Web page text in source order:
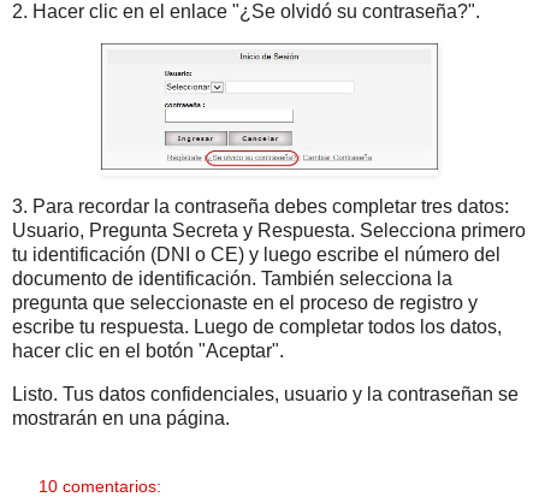
2. Hacer clic en el enlace "¿Se olvidó su contraseña?".
3. Para recordar la contraseña debes completar tres datos:
Usuario, Pregunta Secreta y Respuesta. Selecciona primero
tu identificación (DNI o CE) y luego escribe el número del
documento de identificación. También selecciona la
pregunta que seleccionaste en el proceso de registro y
escribe tu respuesta. Luego de completar todos los datos,
hacer clic en el botón "Aceptar".
Listo. Tus datos confidenciales, usuario y la contraseñan se
mostrarán en una página.
10 comentarios: